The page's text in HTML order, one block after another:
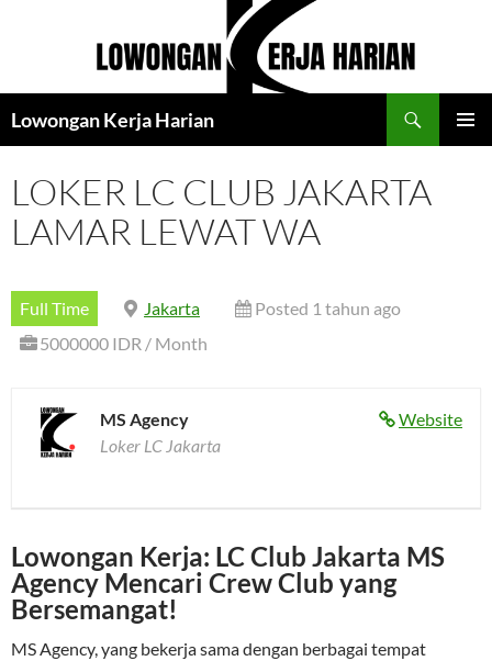
Lowongan Kerja Harian
LOKER LC CLUB JAKARTA
LAMAR LEWAT WA
Full Time Jakarta
Posted 1 tahun ago
5000000 IDR / Month
Website
MS Agency
Loker LC Jakarta
Lowongan Kerja: LC Club Jakarta MS
Agency Mencari Crew Club yang
Bersemangat!
MS Agency, yang bekerja sama dengan berbagai tempat